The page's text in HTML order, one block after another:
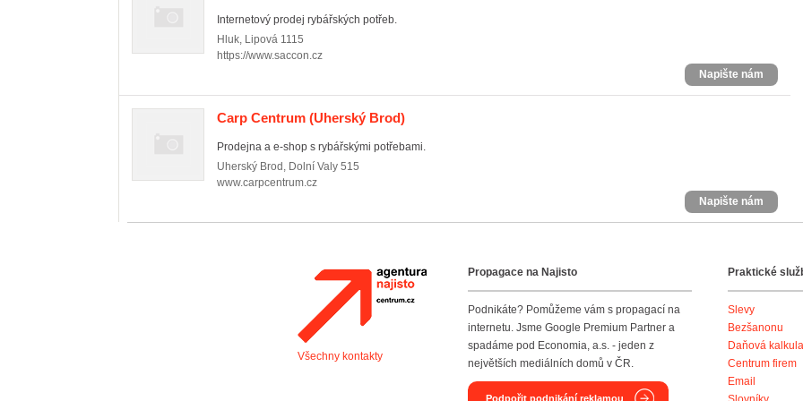
Internetový prodej rybářských potřeb.
Hluk, Lipová 1115
https://www.saccon.cz
Napište nám
Carp Centrum (Uherský Brod)
Prodejna a e-shop s rybářskými potřebami.
Uherský Brod , Dolní Valy 515
www.carpcentrum.cz
Napište nám
Agentura Najisto
Všechny kontakty
Propagace na Najisto
Podnikáte? Pomůžeme vám s propagací na
internetu. Jsme Google Premium Partner a
spadáme pod Economia, a.s. - jeden z
největších mediálních domů v ČR.
Podpořit podnikání reklamou
Praktické
Slevy
Bezšanonu
Daňová
Centrum firem
Email